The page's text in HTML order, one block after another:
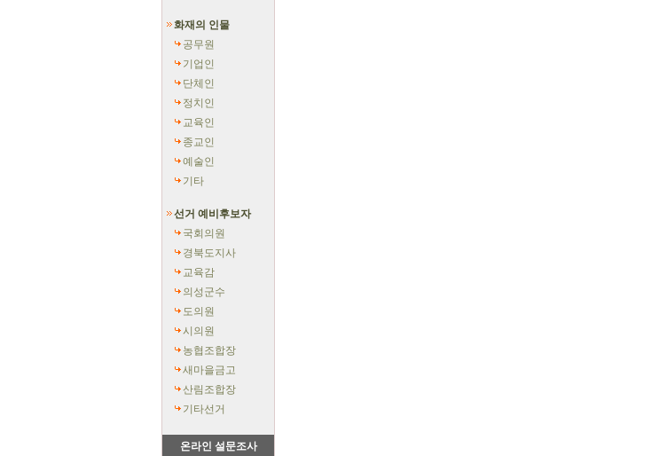
화재의 인물
공무원
기업인
단체인
정치인
교육인
종교인
예술인
기타
선거 예비후보자
국회의원
경북도지사
교육감
의성군수
도의원
시의원
농협조합장
새마을금고
산림조합장
기타선거
온라인 설문조사